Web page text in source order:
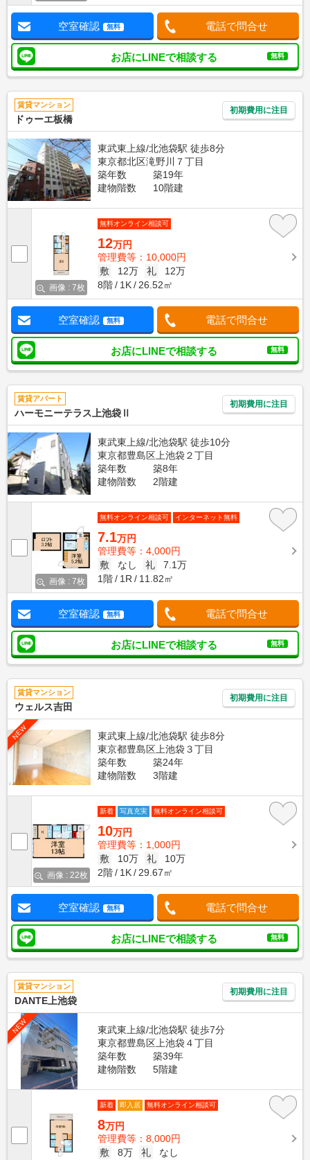
空室確認 無料 電話で問合せ
お店にLINEで相談する 無料
賃貸マンション
ドゥーエ板橋
初期費用に注目
東武東上線/北池袋駅 徒歩8分
東京都北区滝野川７丁目
築年数
築19年
建物階数
10階建
画像 : 7枚
無料オンライン相談可
12万円
管理費等：10,000円
敷
12万 礼
12万
8階
1K 26.52㎡
空室確認 無料 電話で問合せ
お店にLINEで相談する 無料
賃貸アパート
ハーモニーテラス上池袋Ⅱ
初期費用に注目
東武東上線/北池袋駅 徒歩10分
東京都豊島区上池袋２丁目
築年数
築8年
建物階数
2階建
画像 : 7枚
無料オンライン相談可 インターネット無料
7.1万円
管理費等：4,000円
敷
なし 礼
7.1万
1階
1R 11.82㎡
空室確認 無料 電話で問合せ
お店にLINEで相談する 無料
賃貸マンション
ウェルス吉田
初期費用に注目
NEW
東武東上線/北池袋駅 徒歩8分
東京都豊島区上池袋３丁目
築年数
築24年
建物階数
3階建
画像 : 22枚
新着 写真充実 無料オンライン相談可
10万円
管理費等：1,000円
敷
10万 礼
10万
2階
1K 29.67㎡
空室確認 無料 電話で問合せ
お店にLINEで相談する 無料
賃貸マンション
DANTE上池袋
初期費用に注目
NEW
東武東上線/北池袋駅 徒歩7分
東京都豊島区上池袋４丁目
築年数
築39年
建物階数
5階建
新着 即入居 無料オンライン相談可
8万円
管理費等：8,000円
敷
8万 礼
なし